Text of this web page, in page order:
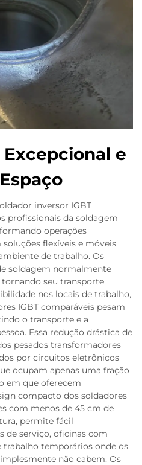
e
inversor IGBT
profissionais da soldagem
operações
flexíveis e móveis
de trabalho. Os
soldagem normalmente
tornando seu transporte
nos locais de trabalho,
IGBT comparáveis pesam
o transporte e a
Essa redução drástica de
pesados transformadores
por circuitos eletrônicos
ocupam apenas uma fração
em que oferecem
compacto dos soldadores
com menos de 45 cm de
permite fácil
de serviço, oficinas com
temporários onde os
não cabem. Os